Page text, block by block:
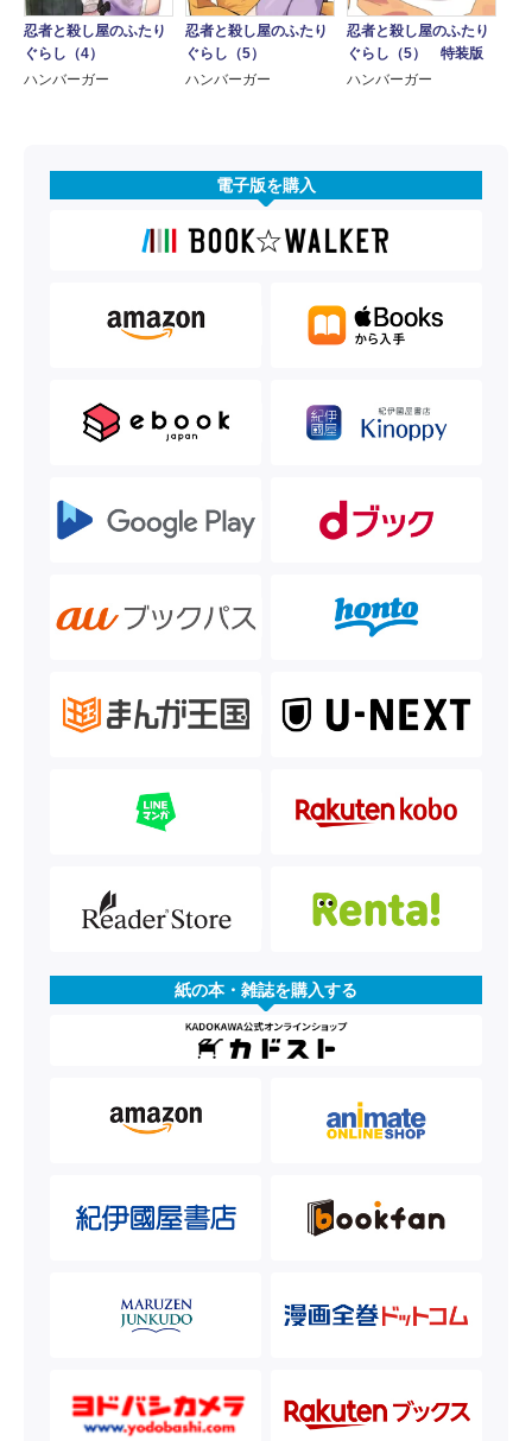
忍者と殺し屋のふたり
ぐらし（4）
ハンバーガー
忍者と殺し屋のふたり
ぐらし（5）
ハンバーガー
忍者と殺し屋のふたり
ぐらし（5） 特装版
ハンバーガー
電子版を購入
紙の本・雑誌を購入する